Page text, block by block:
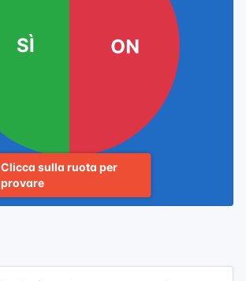
SÌ NO
Clicca sulla ruota per
provare